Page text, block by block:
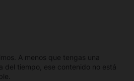
A menos que tengas una
del tiempo, ese contenido no está